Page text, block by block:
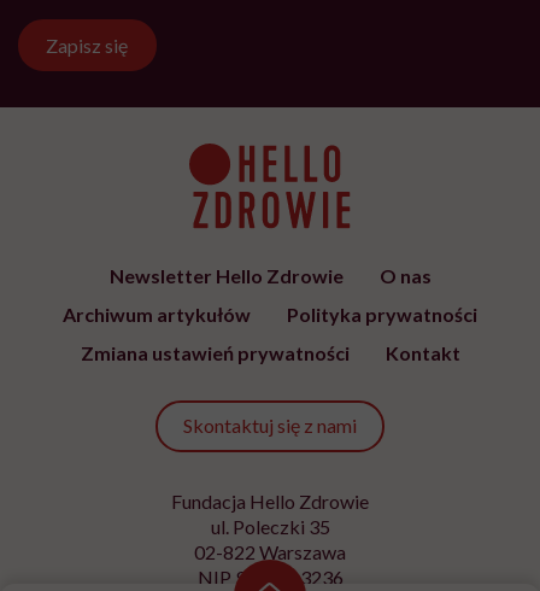
Zapisz się
Newsletter Hello Zdrowie
O nas
Archiwum artykułów
Polityka prywatności
Zmiana ustawień prywatności
Kontakt
Skontaktuj się z nami
Fundacja Hello Zdrowie
ul. Poleczki 35
02-822 Warszawa
NIP 9512613236